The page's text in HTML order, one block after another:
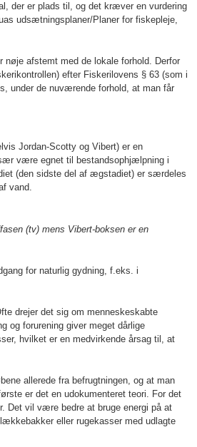
der er plads til, og det kræver en vurdering
udsætningsplaner/Planer for fiskepleje,
afstemt med de lokale forhold. Derfor
efter Fiskerilovens § 63 (som i
under de nuværende forhold, at man får
Jordan-Scotty og Vibert) er en
være egnet til bestandsophjælpning i
(den sidste del af ægstadiet) er særdeles
vand.
(tv) mens Vibert-boksen er en
for naturlig gydning, f.eks. i
drejer det sig om menneskeskabte
og forurening giver meget dårlige
hvilket er en medvirkende årsag til, at
allerede fra befrugtningen, og at man
er det en udokumenteret teori. For det
Det vil være bedre at bruge energi på at
eller rugekasser med udlagte